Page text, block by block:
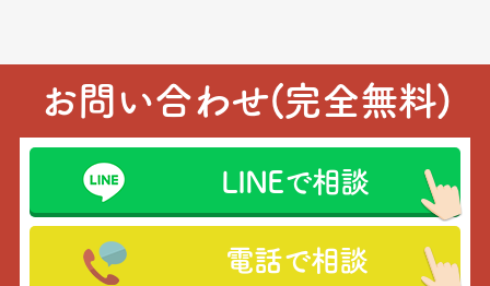
お問い合わせ(完全無料)
LINEで相談
電話で相談